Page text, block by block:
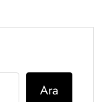
Ara